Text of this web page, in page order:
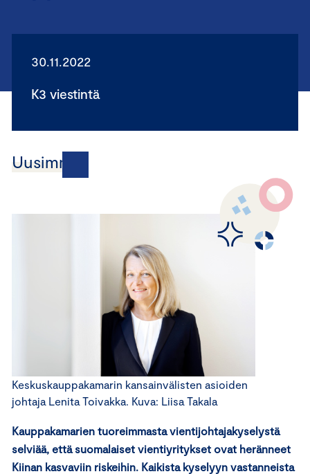
30.11.2022
K3 viestintä
Uusimmat
Keskuskauppakamarin kansainvälisten asioiden
johtaja Lenita Toivakka. Kuva: Liisa Takala
Kauppakamarien tuoreimmasta vientijohtajakyselystä
selviää, että suomalaiset vientiyritykset ovat heränneet
Kiinan kasvaviin riskeihin. Kaikista kyselyyn vastanneista